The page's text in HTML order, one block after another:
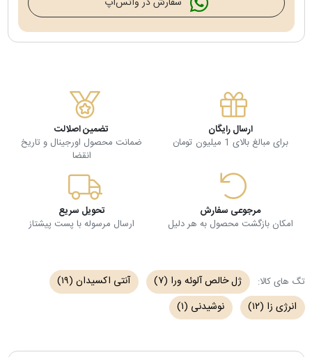
ارسال رایگان
برای مبالغ بالای 1 میلیون تومان
تضمین اصلالت
ضمانت محصول اورجینال و تاریخ
انقضا
مرجوعی سفارش
امکان بازگشت محصول به هر دلیل
تحویل سریع
ارسال مرسوله با پست پیشتاز
تگ های کالا: ژل خالص آلوئه ورا (۷) آنتی اکسیدان (۱۹)
انرژی زا (۱۲) نوشیدنی (۱)